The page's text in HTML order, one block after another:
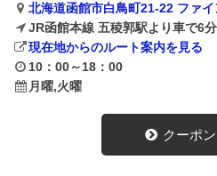
北海道函館市白鳥町21-22 ファ
JR函館本線 五稜郭駅より車で6分
現在地からのルート案内を見る
10：00～18：00
月曜,火曜
クーポ